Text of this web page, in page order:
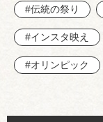
#伝統の祭り
#インスタ映え
#オリンピック